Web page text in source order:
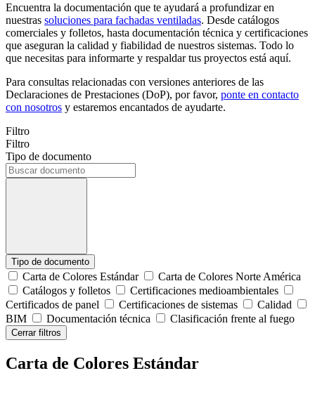
Encuentra la documentación que te ayudará a profundizar en
nuestras soluciones para fachadas ventiladas. Desde catálogos
comerciales y folletos, hasta documentación técnica y certificaciones
que aseguran la calidad y fiabilidad de nuestros sistemas. Todo lo
que necesitas para informarte y respaldar tus proyectos está aquí.
Para consultas relacionadas con versiones anteriores de las
Declaraciones de Prestaciones (DoP), por favor, ponte en contacto
con nosotros y estaremos encantados de ayudarte.
Filtro
Filtro
Tipo de documento
Tipo de documento
Carta de Colores Estándar
Carta de Colores Norte América
Catálogos y folletos
Certificaciones medioambientales
Certificados de panel
Certificaciones de sistemas
Calidad
BIM
Documentación técnica Clasificación frente al fuego
Cerrar filtros
Carta de Colores Estándar